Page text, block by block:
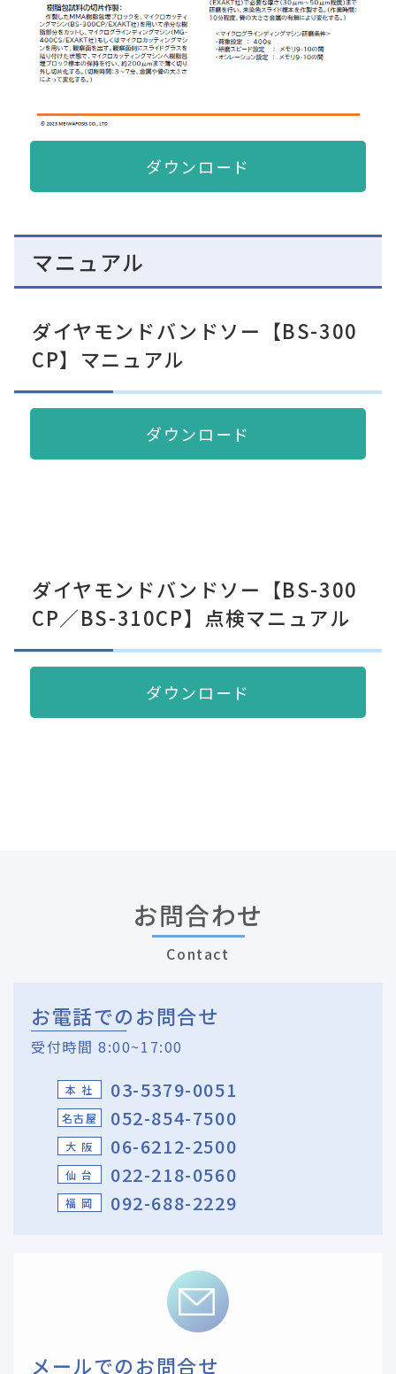
ダウンロード
マニュアル
ダイヤモンドバンドソー【BS-300
CP】マニュアル
ダウンロード
ダイヤモンドバンドソー【BS-300
CP／BS-310CP】点検マニュアル
ダウンロード
お問合わせ
Contact
お電話でのお問合せ
受付時間 8:00~17:00
本 社 03-5379-0051
名古屋 052-854-7500
大 阪 06-6212-2500
仙 台 022-218-0560
福 岡 092-688-2229
メールでのお問合せ